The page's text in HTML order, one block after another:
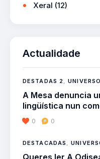
Xeral (12)
Actualidade
DESTADAS 2,
A Mesa denuncia
lingüística nun
0 0
DESTACADAS ,